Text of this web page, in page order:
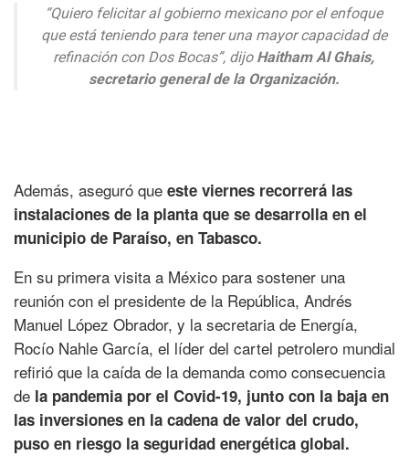
“Quiero felicitar al gobierno mexicano por el enfoque
que está teniendo para tener una mayor capacidad de
refinación con Dos Bocas”, dijoHaitham Al Ghais,
secretario general de la Organización.
Además, aseguró que este viernes recorrerá las
instalaciones de la planta que se desarrolla en el
municipio de Paraíso, en Tabasco.
En su primera visita a México para sostener una
reunión con el presidente de la República, Andrés
Manuel López Obrador, y la secretaria de Energía,
Rocío Nahle García, el líder del cartel petrolero mundial
refirió que la caída de la demanda como consecuencia
de la pandemia por el Covid-19, junto con la baja en
las inversiones en la cadena de valor del crudo,
puso en riesgo la seguridad energética global.